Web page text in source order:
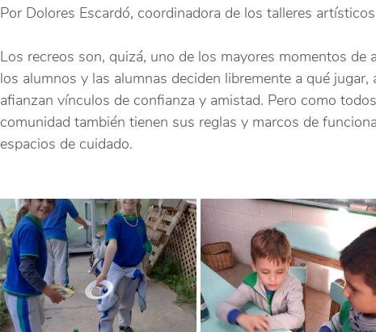
Por Dolores Escardó, coordinadora de los talleres
Los recreos son, quizá, uno de los mayores momentos de
los alumnos y las alumnas deciden libremente a qué
afianzan vínculos de confianza y amistad. Pero como
comunidad también tienen sus reglas y marcos de
espacios de cuidado.